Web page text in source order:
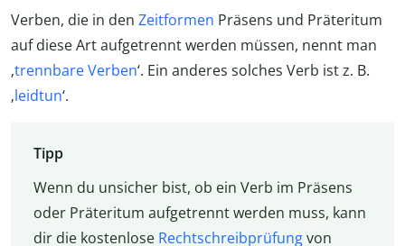
Verben, die in den Zeitformen Präsens und Präteritum
auf diese Art aufgetrennt werden müssen, nennt man
‚trennbare Verben‘. Ein anderes solches Verb ist z. B.
‚leidtun‘.
Tipp
Wenn du unsicher bist, ob ein Verb im Präsens
oder Präteritum aufgetrennt werden muss, kann
dir die kostenloseRechtschreibprüfungvon